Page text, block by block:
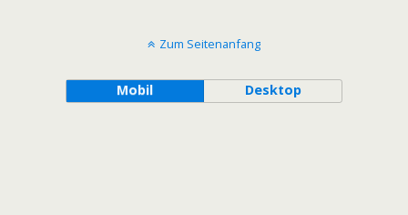
Zum Seitenanfang
Mobil Desktop